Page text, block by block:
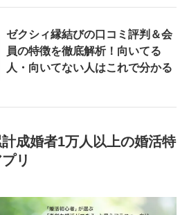
ゼクシィ縁結びの口コミ評判＆会
員の特徴を徹底解析！向いてる
人・向いてない人はこれで分かる
成婚者1万人以上の婚活特
リ